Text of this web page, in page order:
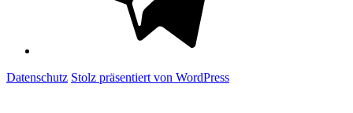
Datenschutz Stolz präsentiert von WordPress